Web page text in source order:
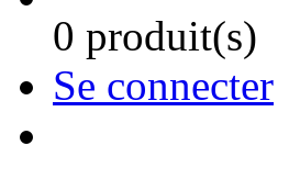
0 produit(s)
Se connecter